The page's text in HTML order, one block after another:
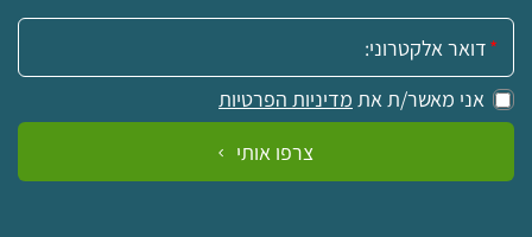
אימייל:
אני מאשר/ת את מדיניות הפרטיות
צרפו אותי